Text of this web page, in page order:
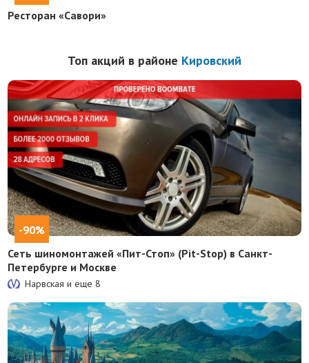
Ресторан «Савори»
Топ акций в районе Кировский
-90%
Сеть шиномонтажей «Пит-Стоп» (Pit-Stop) в Санкт-
Петербурге и Москве
Нарвская и еще8